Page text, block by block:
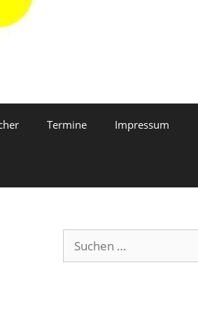
Termine Impressum
Suchen
nach: